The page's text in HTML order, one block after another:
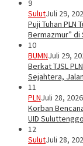
9
SulutJuli 29,
Puji Tuhan PLN
Bermazmur” di
10
BUMNJuli 29,
Berkat TJSL
Sejahtera,
11
PLNJuli 28, 2026
Korban
UID
12
SulutJuli 28,